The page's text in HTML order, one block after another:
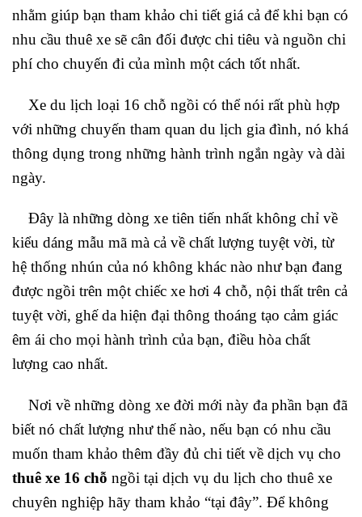
nhằm giúp bạn tham khảo chi tiết giá cả để khi bạn có
nhu cầu thuê xe sẽ cân đối được chi tiêu và nguồn chi
phí cho chuyến đi của mình một cách tốt nhất.
Xe du lịch loại 16 chỗ ngồi có thể nói rất phù hợp
với những chuyến tham quan du lịch gia đình, nó khá
thông dụng trong những hành trình ngắn ngày và dài
ngày.
Đây là những dòng xe tiên tiến nhất không chỉ về
kiểu dáng mẫu mã mà cả về chất lượng tuyệt vời, từ
hệ thống nhún của nó không khác nào như bạn đang
được ngồi trên một chiếc xe hơi 4 chỗ, nội thất trên cả
tuyệt vời, ghế da hiện đại thông thoáng tạo cảm giác
êm ái cho mọi hành trình của bạn, điều hòa chất
lượng cao nhất.
Nơi về những dòng xe đời mới này đa phần bạn đã
biết nó chất lượng như thế nào, nếu bạn có nhu cầu
muốn tham khảo thêm đầy đủ chi tiết về dịch vụ cho
thuê xe 16 chỗ ngồi tại dịch vụ du lịch cho thuê xe
chuyên nghiệp hãy tham khảo “tại đây”. Để không